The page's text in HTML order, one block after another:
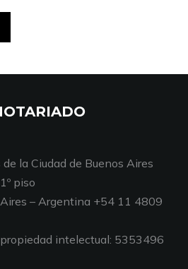
la Ciudad de Buenos Aires
piso
– Argentina +54 11 4809
intelectual: 5353496